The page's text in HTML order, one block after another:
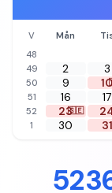
V Mån
48
49 2 3
50 9
51 16 17
52 23🇸🇪
1 30 31
52